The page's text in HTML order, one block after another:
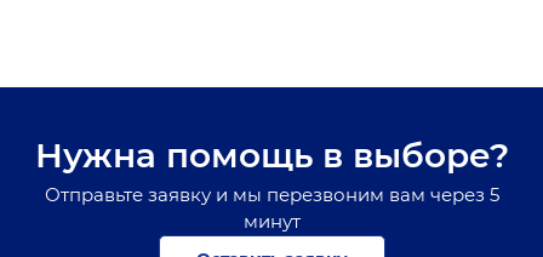
Нужна помощь в выборе?
Отправьте заявку и мы перезвоним вам через 5
минут